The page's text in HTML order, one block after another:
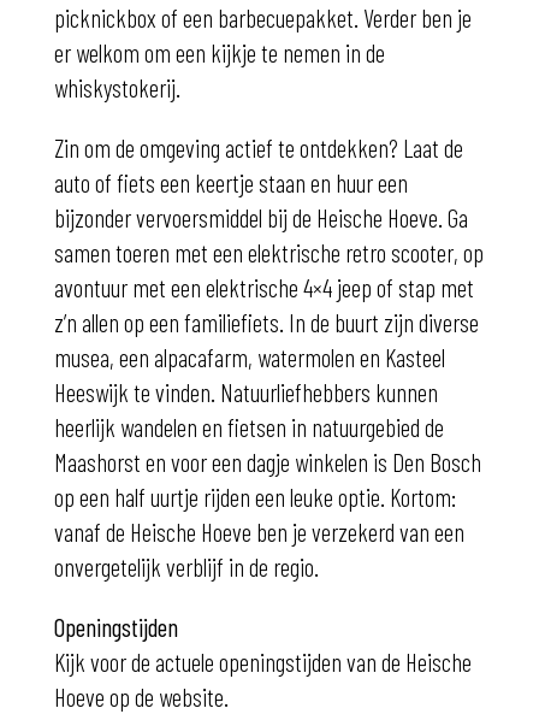
picknickbox of een barbecuepakket. Verder ben je
er welkom om een kijkje te nemen in de
whiskystokerij.
Zin om de omgeving actief te ontdekken? Laat de
auto of fiets een keertje staan en huur een
bijzonder vervoersmiddel bij de Heische Hoeve. Ga
samen toeren met een elektrische retro scooter, op
avontuur met een elektrische 4×4 jeep of stap met
z’n allen op een familiefiets. In de buurt zijn diverse
musea, een alpacafarm, watermolen en Kasteel
Heeswijk te vinden. Natuurliefhebbers kunnen
heerlijk wandelen en fietsen in natuurgebied de
Maashorst en voor een dagje winkelen is Den Bosch
op een half uurtje rijden een leuke optie. Kortom:
vanaf de Heische Hoeve ben je verzekerd van een
onvergetelijk verblijf in de regio.
Openingstijden
Kijk voor de actuele openingstijden van de Heische
Hoeve op de website.